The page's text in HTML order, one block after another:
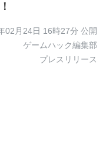
02月24日 16時27分 公開
ゲームハック編集部
プレスリリース